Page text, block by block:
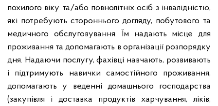
похилого віку та/або повнолітніх осіб з інвалідністю,
які потребують стороннього догляду, побутового та
медичного обслуговування. Їм надають місце для
проживання та допомагають в організації розпорядку
дня. Надаючи послугу, фахівці навчають, розвивають
і підтримують навички самостійного проживання,
допомагають у веденні домашнього господарства
(закупівля і доставка продуктів харчування, ліків,